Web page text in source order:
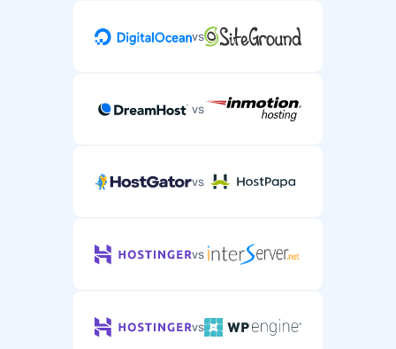
vs
vs
vs
vs
vs